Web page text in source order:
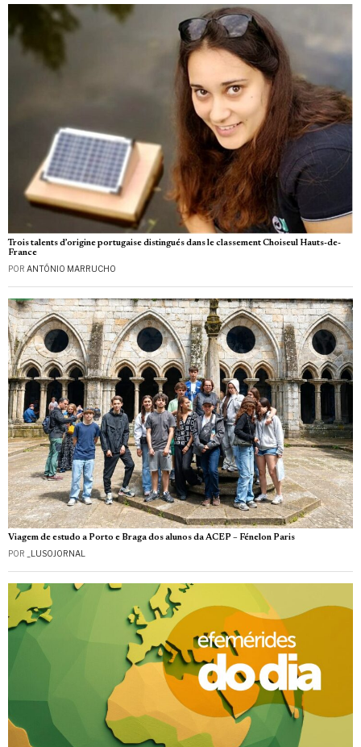
Trois talents d’origine portugaise distingués dans le classement Choiseul Hauts-de-
France
POR ANTÓNIO MARRUCHO
Viagem de estudo a Porto e Braga dos alunos da ACEP – Fénelon Paris
POR _LUSOJORNAL